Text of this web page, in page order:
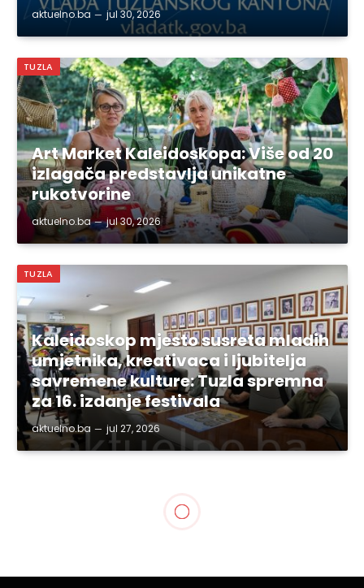
aktuelno.ba jul 30, 2026
TUZLA
Art Market Kaleidoskopa: Više od 20
izlagača predstavlja unikatne
rukotvorine
aktuelno.ba jul 30, 2026
TUZLA
Kaleidoskop mjesto susreta mladih
umjetnika, kreativaca i ljubitelja
savremene kulture: Tuzla spremna
za 16. izdanje festivala
aktuelno.ba jul 27, 2026